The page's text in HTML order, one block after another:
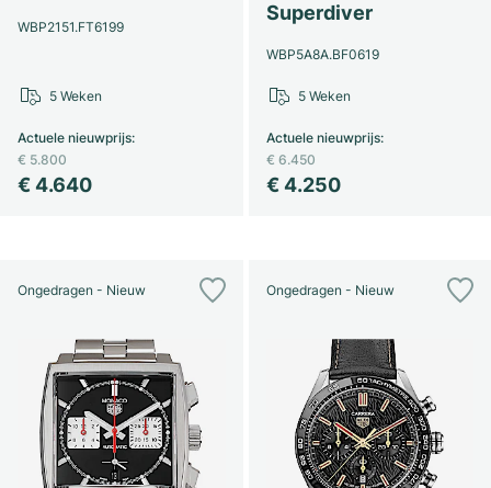
WBP2151.FT6199
€ 4.640
Actuele nieuwprijs:
€ 5.800
5 Weken
Superdiver
WBP5A8A.BF0619
€ 4.250
Actuele nieuwprijs:
€ 6.450
5 Weken
Ongedragen - Nieuw Ongedragen - Nieuw